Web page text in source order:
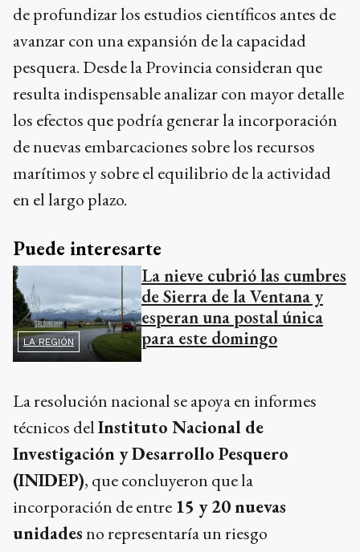
de profundizar los estudios científicos antes de
avanzar con una expansión de la capacidad
pesquera. Desde la Provincia consideran que
resulta indispensable analizar con mayor detalle
los efectos que podría generar la incorporación
de nuevas embarcaciones sobre los recursos
marítimos y sobre el equilibrio de la actividad
en el largo plazo.
Puede interesarte
LA REGIÓN
La nieve cubrió las cumbres
de Sierra de la Ventana y
esperan una postal única
para este domingo
La resolución nacional se apoya en informes
técnicos delInstituto Nacional de
Investigación y Desarrollo Pesquero
(INIDEP), que concluyeron que la
incorporación de entre 15 y 20 nuevas
unidadesno representaría un riesgo